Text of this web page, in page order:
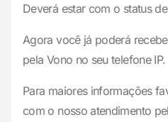
Deverá estar com o status de
Agora você já poderá
pela Vono no seu telefone IP.
Para maiores informações
com o nosso atendimento